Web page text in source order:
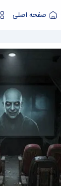
صفحه اصلی